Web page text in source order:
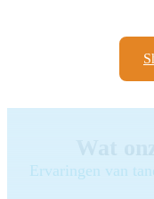
Ervaringen van